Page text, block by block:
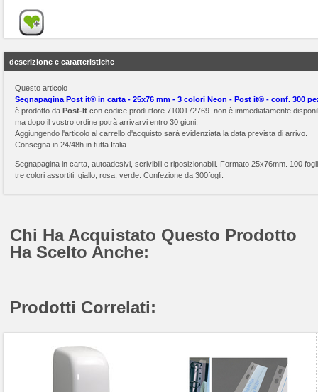
descrizione e caratteristiche
Questo articolo
Segnapagina Post it® in carta - 25x76 mm - 3 colori Neon - Post it® - conf. 300
è prodotto da Post-It con codice produttore 7100172769 non è immediatamente
ma dopo il vostro ordine potrà arrivarvi entro 30 gioni.
Aggiungendo l'articolo al carrello d'acquisto sarà evidenziata la data prevista di arrivo.
Consegna in 24/48h in tutta Italia.
Segnapagina in carta, autoadesivi, scrivibili e riposizionabili. Formato 25x76mm. 100
tre colori assortiti: giallo, rosa, verde. Confezione da 300fogli.
Chi Ha Acquistato Questo Prodotto
Ha Scelto Anche:
Prodotti Correlati: